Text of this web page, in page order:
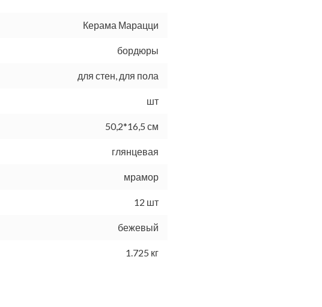
Керама Марацци
бордюры
для стен, для пола
шт
50,2*16,5 см
глянцевая
мрамор
12 шт
бежевый
1.725 кг